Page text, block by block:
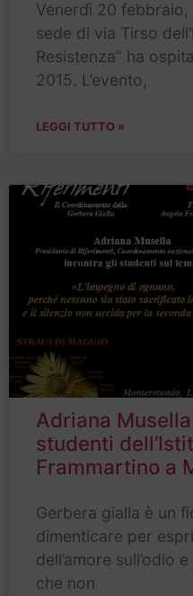
Venerdì 20
sede di via Tirso
Resistenza” ha
2015. L’evento,
LEGGI TUTTO »
Adriana
studenti
Frammartino a
Gerbera gialla è un
dimenticare per
dell’amore sull’odio
che non